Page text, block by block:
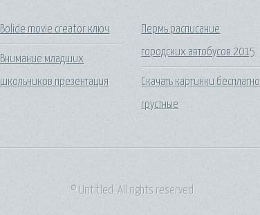
Bolide movie creator ключ
Внимание младших
школьников презентация
Пермь расписание
городских автобусов 2015
Скачать картинки бесплатно
грустные
© Untitled. All rights reserved.